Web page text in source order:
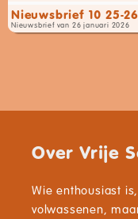
Nieuwsbrief 10 25-26
Nieuwsbrief van 26 januari 2026
Over Vrije
Wie enthousiast
volwassenen,